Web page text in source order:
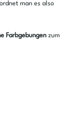
man es also
Farbgebungen zum